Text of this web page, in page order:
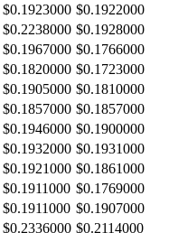
$0.1923000 $0.1922000
$0.2238000 $0.1928000
$0.1967000 $0.1766000
$0.1820000 $0.1723000
$0.1905000 $0.1810000
$0.1857000 $0.1857000
$0.1946000 $0.1900000
$0.1932000 $0.1931000
$0.1921000 $0.1861000
$0.1911000 $0.1769000
$0.1911000 $0.1907000
$0.2336000 $0.2114000